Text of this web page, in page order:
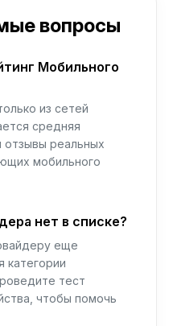
вопросы
Мобильного
из сетей
средняя
отзывы реальных
мобильного
нет в списке?
еще
категории
тест
чтобы помочь